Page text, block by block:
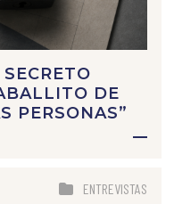
DE
PERSONAS”
ENTREVISTAS